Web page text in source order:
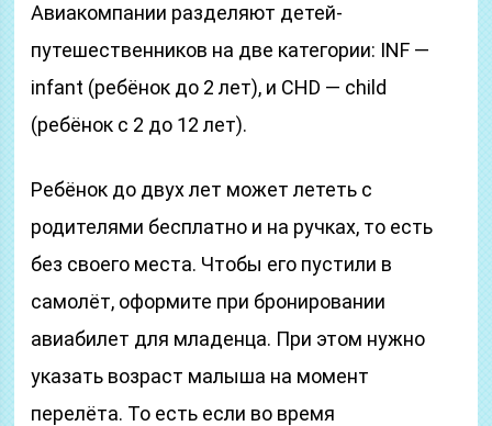
Авиакомпании разделяют детей-
путешественников на две категории: INF —
infant (ребёнок до 2 лет), и CHD — child
(ребёнок с 2 до 12 лет).
Ребёнок до двух лет может лететь с
родителями бесплатно и на ручках, то есть
без своего места. Чтобы его пустили в
самолёт, оформите при бронировании
авиабилет для младенца. При этом нужно
указать возраст малыша на момент
перелёта. То есть если во время